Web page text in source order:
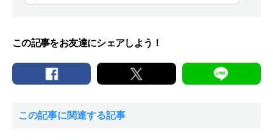
この記事をお友達にシェアしよう！
この記事に関連する記事